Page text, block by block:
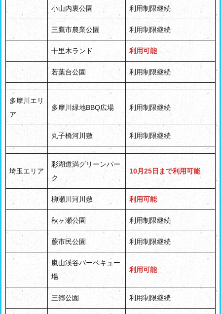
小山内裏公園 利用制限継続
三鷹市農業公園 利用制限継続
十里木ランド 利用可能
若葉台公園 利用制限継続
多摩川エリ
ア
多摩川緑地BBQ広場 利用制限継続
丸子橋河川敷 利用制限継続
埼玉エリア
彩湖道満グリーンパー
ク
10月25日まで利用可能
柳瀬川河川敷 利用可能
秋ヶ瀬公園 利用制限継続
蕨市民公園 利用制限継続
嵐山渓谷バーベキュー
場
利用可能
三郷公園 利用制限継続